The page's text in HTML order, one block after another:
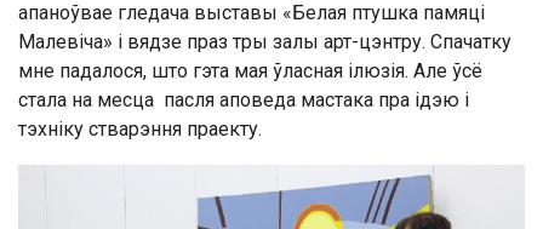
апаноўвае гледача выставы «Белая птушка памяці
Малевіча» і вядзе праз тры залы арт-цэнтру. Спачатку
мне падалося, што гэта мая ўласная ілюзія. Але ўсё
стала на месца пасля аповеда мастака пра ідэю і
тэхніку стварэння праекту.